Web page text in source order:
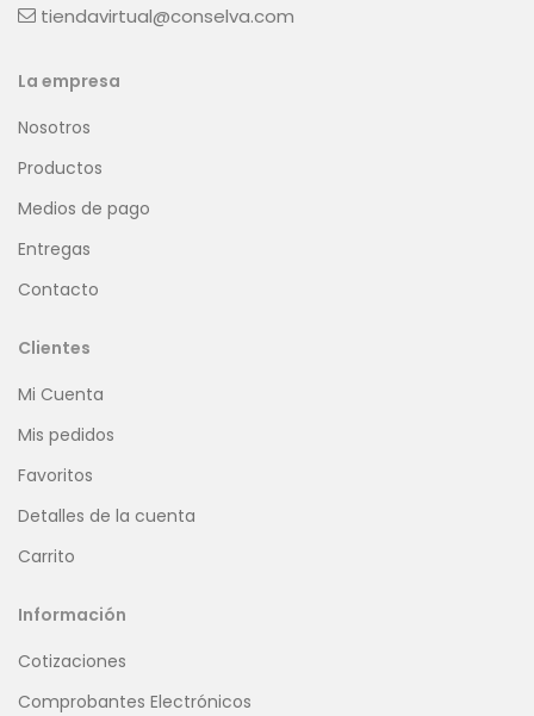
tiendavirtual@conselva.com
La empresa
Nosotros
Productos
Medios de pago
Entregas
Contacto
Clientes
Mi Cuenta
Mis pedidos
Favoritos
Detalles de la cuenta
Carrito
Información
Cotizaciones
Comprobantes Electrónicos